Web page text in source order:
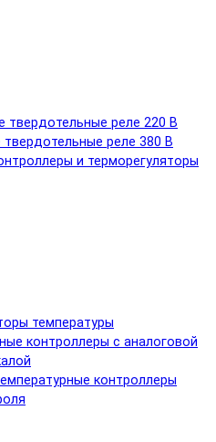
твердотельные реле 220 В
реле 380 В
и терморегуляторы
температуры
контроллеры с аналоговой
контроллеры